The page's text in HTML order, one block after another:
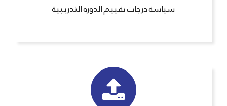
سياسة درجات تقييم الدورة التدريبية